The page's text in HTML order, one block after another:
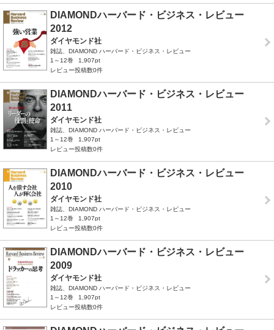
DIAMONDハーバード・ビジネス・レビュー
2012
ダイヤモンド社
雑誌、DIAMOND ハーバード・ビジネス・レビュー
1～12巻
1,907pt
レビュー投稿数0件
DIAMONDハーバード・ビジネス・レビュー
2011
ダイヤモンド社
雑誌、DIAMOND ハーバード・ビジネス・レビュー
1～12巻
1,907pt
レビュー投稿数0件
DIAMONDハーバード・ビジネス・レビュー
2010
ダイヤモンド社
雑誌、DIAMOND ハーバード・ビジネス・レビュー
1～12巻
1,907pt
レビュー投稿数0件
DIAMONDハーバード・ビジネス・レビュー
2009
ダイヤモンド社
雑誌、DIAMOND ハーバード・ビジネス・レビュー
1～12巻
1,907pt
レビュー投稿数0件